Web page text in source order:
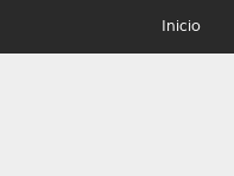
Inicio